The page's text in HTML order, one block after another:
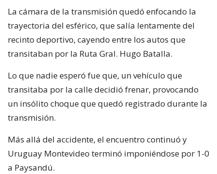
La cámara de la transmisión quedó enfocando la
trayectoria del esférico, que salía lentamente del
recinto deportivo, cayendo entre los autos que
transitaban por la Ruta Gral. Hugo Batalla.
Lo que nadie esperó fue que, un vehículo que
transitaba por la calle decidió frenar, provocando
un insólito choque que quedó registrado durante la
transmisión.
Más allá del accidente, el encuentro continuó y
Uruguay Montevideo terminó imponiéndose por 1-0
a Paysandú.